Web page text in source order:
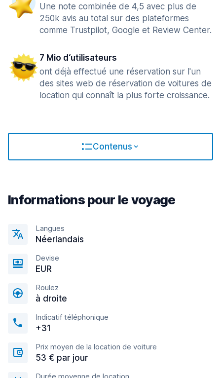
Une note combinée de 4,5 avec plus de
250k avis au total sur des plateformes
comme Trustpilot, Google et Review Center.
7 Mio d‘utilisateurs
ont déjà effectué une réservation sur l'un
des sites web de réservation de voitures de
location qui connaît la plus forte croissance.
Contenus
Informations pour le voyage
Langues
Néerlandais
Devise
EUR
Roulez
à droite
Indicatif téléphonique
+31
Prix moyen de la location de voiture
53 € par jour